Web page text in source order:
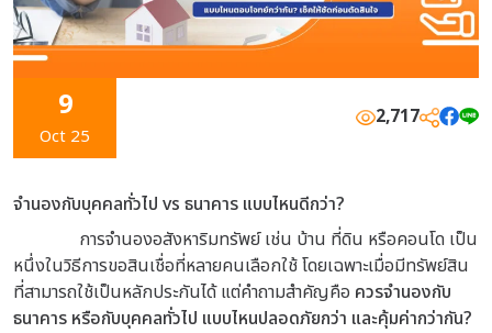
9
Oct 25
2,717
จำนองกับบุคคลทั่วไป vs ธนาคาร แบบไหนดีกว่า?
การจำนองอสังหาริมทรัพย์ เช่น บ้าน ที่ดิน หรือคอนโด เป็น
หนึ่งในวิธีการขอสินเชื่อที่หลายคนเลือกใช้ โดยเฉพาะเมื่อมีทรัพย์สิน
ที่สามารถใช้เป็นหลักประกันได้ แต่คำถามสำคัญคือ ควรจำนองกับ
ธนาคาร หรือกับบุคคลทั่วไป แบบไหนปลอดภัยกว่า และคุ้มค่ากว่ากัน?